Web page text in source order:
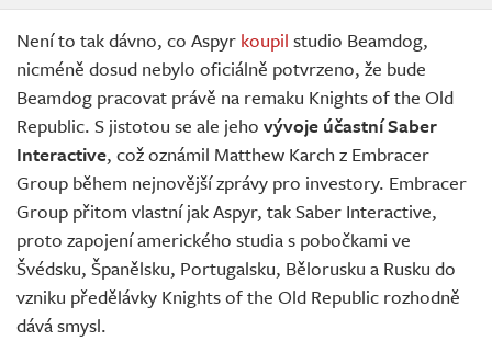
Není to tak dávno, co Aspyr koupil studio Beamdog,
nicméně dosud nebylo oficiálně potvrzeno, že bude
Beamdog pracovat právě na remaku Knights of the Old
Republic. S jistotou se ale jeho vývoje účastní Saber
Interactive, což oznámil Matthew Karch z Embracer
Group během nejnovější zprávy pro investory. Embracer
Group přitom vlastní jak Aspyr, tak Saber Interactive,
proto zapojení amerického studia s pobočkami ve
Švédsku, Španělsku, Portugalsku, Bělorusku a Rusku do
vzniku předělávky Knights of the Old Republic rozhodně
dává smysl.